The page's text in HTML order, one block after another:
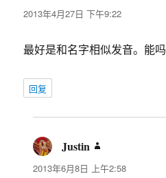
道：
2013年4月27日 下午9:22
最好是和名字相似发音。能吗
回复
Justin
道：
2013年6月8日 上午2:58